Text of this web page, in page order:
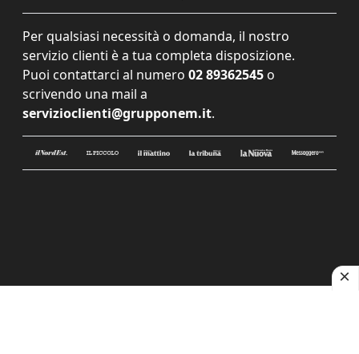
Per qualsiasi necessità o domanda, il nostro
servizio clienti è a tua completa disposizione.
Puoi contattarci al numero 02 89362545 o
scrivendo una mail a
servizioclienti@grupponem.it.